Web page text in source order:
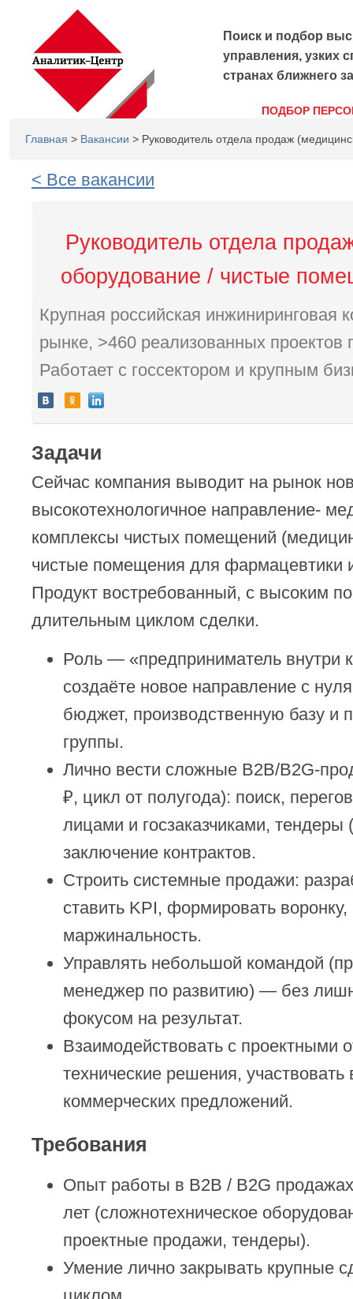
Поиск и подбор
управления, узких
странах ближнего
ПОДБОР
Главная > Вакансии > Руководитель отдела продаж
< Все вакансии
Руководитель отдела
оборудование / чистые
Крупная российская инжиниринговая
рынке, >460 реализованных проектов
Работает с госсектором и крупным
Задачи
Сейчас компания выводит на рынок
высокотехнологичное направление-
комплексы чистых помещений
чистые помещения для фармацевтики
Продукт востребованный, с высоким
длительным циклом сделки.
Роль — «предприниматель внутри
создаёте новое направление с
бюджет, производственную базу и
группы.
Лично вести сложные B2B/B2G-
₽, цикл от полугода): поиск,
лицами и госзаказчиками,
заключение контрактов.
Строить системные продажи:
ставить KPI, формировать воронку,
маржинальность.
Управлять небольшой командой
менеджер по развитию) — без
фокусом на результат.
Взаимодействовать с проектными
технические решения, участвовать
коммерческих предложений.
Требования
Опыт работы в B2B / B2G
лет (сложнотехническое
проектные продажи, тендеры).
Умение лично закрывать крупные